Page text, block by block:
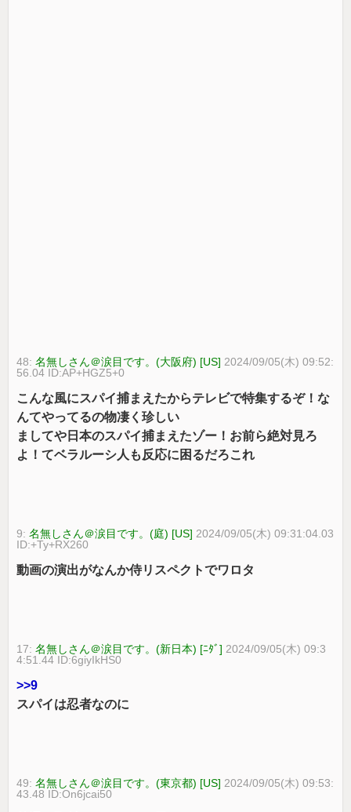
48:名無しさん＠涙目です。(大阪府) [US] 2024/09/05(木) 09:52:
56.04 ID:AP+HGZ5+0
こんな風にスパイ捕まえたからテレビで特集するぞ！な
んてやってるの物凄く珍しい
ましてや日本のスパイ捕まえたゾー！お前ら絶対見ろ
よ！てベラルーシ人も反応に困るだろこれ
9:名無しさん＠涙目です。(庭) [US] 2024/09/05(木) 09:31:04.03
ID:+Ty+RX260
動画の演出がなんか侍リスペクトでワロタ
17:名無しさん＠涙目です。(新日本) [ﾆﾀﾞ] 2024/09/05(木) 09:3
4:51.44 ID:6giyIkHS0
>>9
スパイは忍者なのに
49:名無しさん＠涙目です。(東京都) [US] 2024/09/05(木) 09:53:
43.48 ID:On6jcai50